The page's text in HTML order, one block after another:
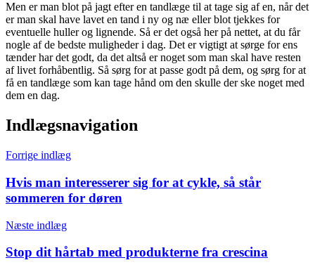
Men er man blot på jagt efter en tandlæge til at tage sig af en, når det
er man skal have lavet en tand i ny og næ eller blot tjekkes for
eventuelle huller og lignende. Så er det også her på nettet, at du får
nogle af de bedste muligheder i dag. Det er vigtigt at sørge for ens
tænder har det godt, da det altså er noget som man skal have resten
af livet forhåbentlig. Så sørg for at passe godt på dem, og sørg for at
få en tandlæge som kan tage hånd om den skulle der ske noget med
dem en dag.
Indlægsnavigation
Forrige indlæg
Hvis man interesserer sig for at cykle, så står
sommeren for døren
Næste indlæg
Stop dit hårtab med produkterne fra crescina